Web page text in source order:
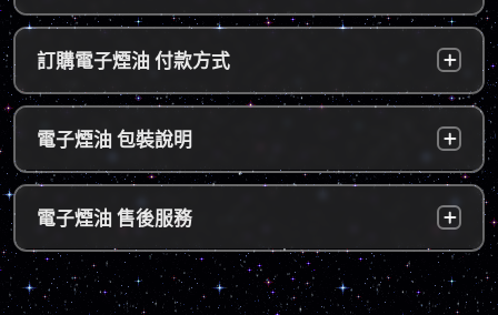
台灣本島：
a. 黑貓宅配：訂單成立後，24小時內寄出，2
～5個工作天內可送達指定地址。
b. 7-11便利店：訂單成立後，24小時內寄出，
2～5個工作天內可送達指定便利店。（ 如遇休
延。遇異常出貨情況，將另外通知您）。
*提示1：線上支付成功並至便利店取貨者須核
對證件，取貨人必須是商品託運單上的收件
人，收件人請勿使用暱稱、假名以免無法順利
取貨。
訂購電子煙油 付款方式
貨到付款：
使用貨到付款方式只需於配達貨物時，將訂單
款項以新台幣現金的方式繳款，即可完成付
款。
超商付款：
訂單送達門市後，會寄送簡訊通知取貨，請至
超商告知門市人員您訂購時所填寫的聯絡電話
後三碼，並付款取貨。
電子煙油 包裝說明
隱密包裝：
由於台灣法律政策原因，包裝上不會註明內容
物，謝謝理解。
電子煙油 售後服務
退換貨原則 包裹拆封請全程錄影，已確保雙方權益。